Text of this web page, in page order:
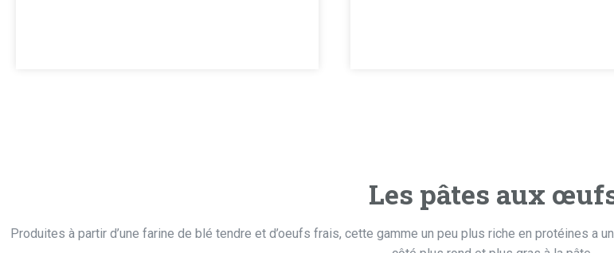
Les pâtes aux
Produites à partir d’une farine de blé tendre et d’oeufs frais, cette gamme un peu plus riche en protéines a